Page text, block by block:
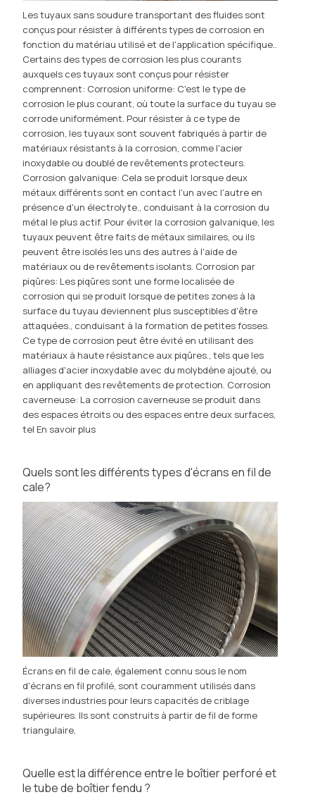
Les tuyaux sans soudure transportant des fluides sont
conçus pour résister à différents types de corrosion en
fonction du matériau utilisé et de l'application spécifique..
Certains des types de corrosion les plus courants
auxquels ces tuyaux sont conçus pour résister
comprennent: Corrosion uniforme: C'est le type de
corrosion le plus courant, où toute la surface du tuyau se
corrode uniformément. Pour résister à ce type de
corrosion, les tuyaux sont souvent fabriqués à partir de
matériaux résistants à la corrosion, comme l'acier
inoxydable ou doublé de revêtements protecteurs.
Corrosion galvanique: Cela se produit lorsque deux
métaux différents sont en contact l'un avec l'autre en
présence d'un électrolyte., conduisant à la corrosion du
métal le plus actif. Pour éviter la corrosion galvanique, les
tuyaux peuvent être faits de métaux similaires, ou ils
peuvent être isolés les uns des autres à l'aide de
matériaux ou de revêtements isolants. Corrosion par
piqûres: Les piqûres sont une forme localisée de
corrosion qui se produit lorsque de petites zones à la
surface du tuyau deviennent plus susceptibles d'être
attaquées., conduisant à la formation de petites fosses.
Ce type de corrosion peut être évité en utilisant des
matériaux à haute résistance aux piqûres., tels que les
alliages d'acier inoxydable avec du molybdène ajouté, ou
en appliquant des revêtements de protection. Corrosion
caverneuse: La corrosion caverneuse se produit dans
des espaces étroits ou des espaces entre deux surfaces,
tel En savoir plus
Quels sont les différents types d'écrans en fil de
cale?
Écrans en fil de cale, également connu sous le nom
d'écrans en fil profilé, sont couramment utilisés dans
diverses industries pour leurs capacités de criblage
supérieures. Ils sont construits à partir de fil de forme
triangulaire,
Quelle est la différence entre le boîtier perforé et
le tube de boîtier fendu ?